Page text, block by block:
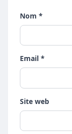
Nom *
Email *
Site web